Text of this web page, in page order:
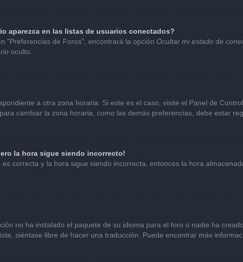
aparezca en las listas de usuarios conectados?
"Preferencias de Foros", encontrará la opción Ocultar mi estado de
oculto.
a otra zona horaria. Si este es el caso, visite el Panel de
cambiar la zona horaria, como las demás preferencias, debe estar
la hora sigue siendo incorrecto!
correcta y la hora sigue siendo incorrecta, entonces la hora
no ha instalado el paquete de su idioma para el foro o nadie ha
siéntase libre de hacer una traducción. Puede encontrar más